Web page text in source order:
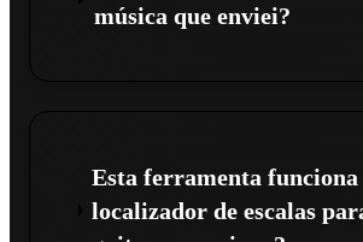
música que enviei?
Esta ferramenta funciona
localizador de escalas